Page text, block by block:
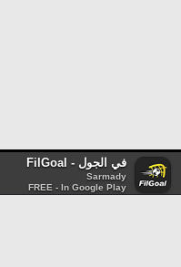
في الجول - FilGoal
Sarmady
FREE - In Google Play